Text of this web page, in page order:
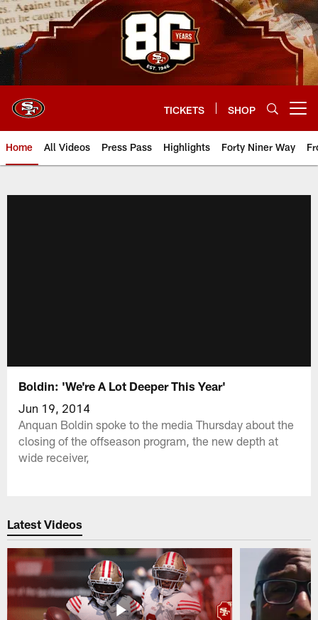
Skip
to
main
content
TICKETS SHOP
Home All Videos Press Pass Highlights Forty Niner Way
Boldin: 'We're A Lot Deeper This Year'
Jun 19, 2014
Anquan Boldin spoke to the media Thursday about the
closing of the offseason program, the new depth at
wide receiver,
Latest Videos